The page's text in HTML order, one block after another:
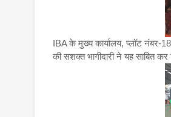
IBA के मुख्य कार्यालय, प्लॉट नंबर-
की सशक्त भागीदारी ने यह साबित कर